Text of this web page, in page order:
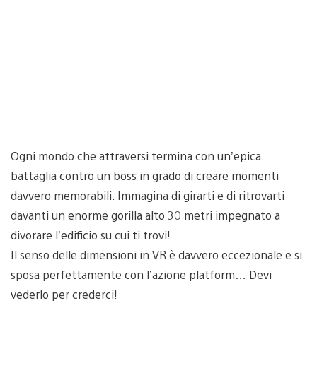
Ogni mondo che attraversi termina con un’epica
battaglia contro un boss in grado di creare momenti
davvero memorabili. Immagina di girarti e di ritrovarti
davanti un enorme gorilla alto 30 metri impegnato a
divorare l’edificio su cui ti trovi!
Il senso delle dimensioni in VR è davvero eccezionale e si
sposa perfettamente con l’azione platform… Devi
vederlo per crederci!